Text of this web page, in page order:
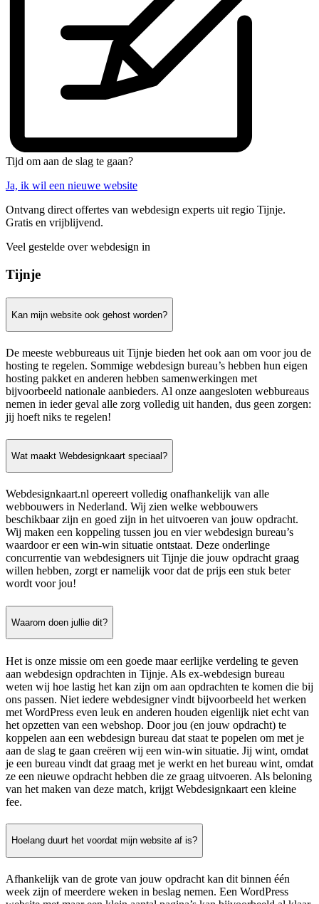
Tijd om aan de slag te gaan?
Ja, ik wil een nieuwe website
Ontvang direct offertes van webdesign experts uit regio Tijnje.
Gratis en vrijblijvend.
Veel gestelde over webdesign in
Tijnje
Kan mijn website ook gehost worden?
De meeste webbureaus uit Tijnje bieden het ook aan om voor jou de
hosting te regelen. Sommige webdesign bureau’s hebben hun eigen
hosting pakket en anderen hebben samenwerkingen met
bijvoorbeeld nationale aanbieders. Al onze aangesloten webbureaus
nemen in ieder geval alle zorg volledig uit handen, dus geen zorgen:
jij hoeft niks te regelen!
Wat maakt Webdesignkaart speciaal?
Webdesignkaart.nl opereert volledig onafhankelijk van alle
webbouwers in Nederland. Wij zien welke webbouwers
beschikbaar zijn en goed zijn in het uitvoeren van jouw opdracht.
Wij maken een koppeling tussen jou en vier webdesign bureau’s
waardoor er een win-win situatie ontstaat. Deze onderlinge
concurrentie van webdesigners uit Tijnje die jouw opdracht graag
willen hebben, zorgt er namelijk voor dat de prijs een stuk beter
wordt voor jou!
Waarom doen jullie dit?
Het is onze missie om een goede maar eerlijke verdeling te geven
aan webdesign opdrachten in Tijnje. Als ex-webdesign bureau
weten wij hoe lastig het kan zijn om aan opdrachten te komen die bij
ons passen. Niet iedere webdesigner vindt bijvoorbeeld het werken
met WordPress even leuk en anderen houden eigenlijk niet echt van
het opzetten van een webshop. Door jou (en jouw opdracht) te
koppelen aan een webdesign bureau dat staat te popelen om met je
aan de slag te gaan creëren wij een win-win situatie. Jij wint, omdat
je een bureau vindt dat graag met je werkt en het bureau wint, omdat
ze een nieuwe opdracht hebben die ze graag uitvoeren. Als beloning
van het maken van deze match, krijgt Webdesignkaart een kleine
fee.
Hoelang duurt het voordat mijn website af is?
Afhankelijk van de grote van jouw opdracht kan dit binnen één
week zijn of meerdere weken in beslag nemen. Een WordPress